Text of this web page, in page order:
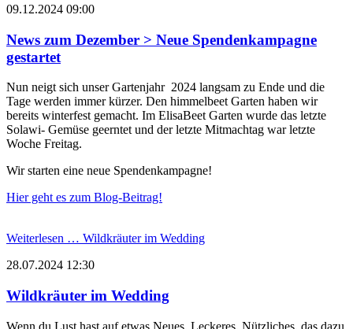
09.12.2024 09:00
News zum Dezember > Neue Spendenkampagne
gestartet
Nun neigt sich unser Gartenjahr 2024 langsam zu Ende und die
Tage werden immer kürzer. Den himmelbeet Garten haben wir
bereits winterfest gemacht. Im ElisaBeet Garten wurde das letzte
Solawi- Gemüse geerntet und der letzte Mitmachtag war letzte
Woche Freitag.
Wir starten eine neue Spendenkampagne!
Hier geht es zum Blog-Beitrag!
Weiterlesen … Wildkräuter im Wedding
28.07.2024 12:30
Wildkräuter im Wedding
Wenn du Lust hast auf etwas Neues, Leckeres, Nützliches, das dazu